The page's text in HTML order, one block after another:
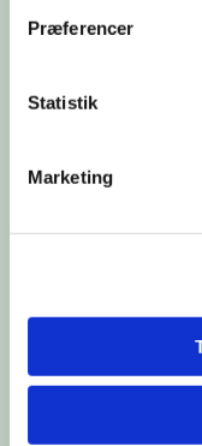
Præferencer
Statistik
Marketing